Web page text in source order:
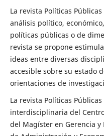
La revista Políticas
análisis político,
políticas públicas o de
revista se propone
ideas entre diversas
accesible sobre su estado
orientaciones de
La revista Políticas
interdisciplinaria del
del Magíster en Gerencia y